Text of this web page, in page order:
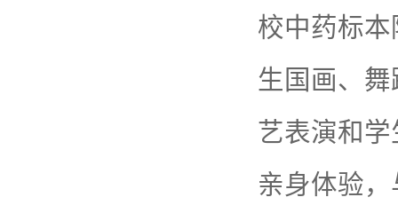
校中药标
生国画、
艺表演和
亲身体验